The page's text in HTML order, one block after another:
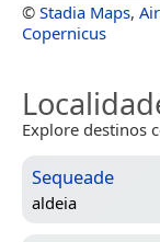
© Stadia Maps,
Copernicus
Explore destinos
Sequeade
aldeia